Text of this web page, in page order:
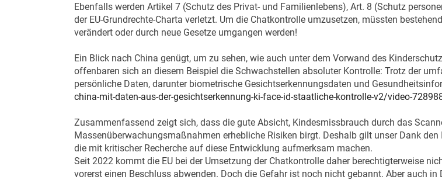
Ebenfalls werden Artikel 7 (Schutz des Privat- und Familienlebens), Art. 8 (Schutz
der EU-Grundrechte-Charta verletzt. Um die Chatkontrolle umzusetzen, müssten
verändert oder durch neue Gesetze umgangen werden!
Ein Blick nach China genügt, um zu sehen, wie auch unter dem Vorwand des
offenbaren sich an diesem Beispiel die Schwachstellen absoluter Kontrolle: Trotz der
persönliche Daten, darunter biometrische Gesichtserkennungsdaten und
china-mit-daten-aus-der-gesichtserkennung-ki-face-id-staatliche-kontrolle-v2/video-
Zusammenfassend zeigt sich, dass die gute Absicht, Kindesmissbrauch durch das
Massenüberwachungsmaßnahmen erhebliche Risiken birgt. Deshalb gilt unser Dank
die mit kritischer Recherche auf diese Entwicklung aufmerksam machen.
Seit 2022 kommt die EU bei der Umsetzung der Chatkontrolle daher berechtigterweise
vorerst einen Beschluss abwenden. Doch die Gefahr ist noch nicht gebannt. Aber auch